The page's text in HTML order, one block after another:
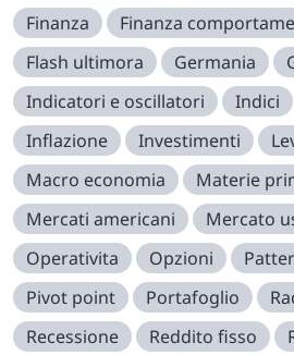
Finanza
Finanza
Flash ultimora
Germania
Indicatori e oscillatori
Indici
Inflazione
Investimenti
Macro economia
Materie
Mercati americani
Mercato
Operativita
Opzioni
Pivot point
Portafoglio
Recessione
Reddito fisso